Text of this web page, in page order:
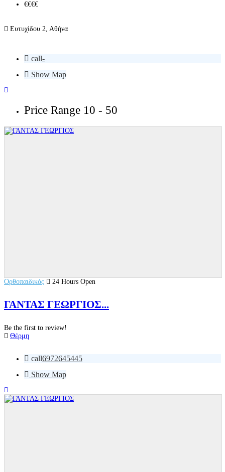
€€€€
Ευτυχίδου 2, Αθήνα
call-
Show Map
Price Range 10 - 50
Ορθοπαιδικός 24 Hours Open
ΓΑΝΤΑΣ ΓΕΩΡΓΙΟΣ...
Be the first to review!
Θέρμη
call6972645445
Show Map